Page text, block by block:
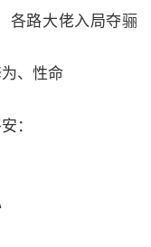
各路大佬入局夺骊
、性命
：